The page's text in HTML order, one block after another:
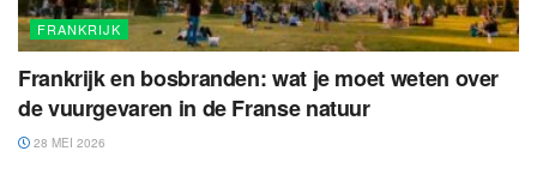
FRANKRIJK
Frankrijk en bosbranden: wat je moet weten over
de vuurgevaren in de Franse natuur
28 MEI 2026